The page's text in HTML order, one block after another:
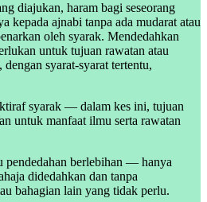
diajukan, haram bagi seseorang
kepada ajnabi tanpa ada mudarat atau
oleh syarak. Mendedahkan
untuk tujuan rawatan atau
syarat-syarat tertentu,
syarak — dalam kes ini, tujuan
untuk manfaat ilmu serta rawatan
pendedahan berlebihan — hanya
didedahkan dan tanpa
bahagian lain yang tidak perlu.